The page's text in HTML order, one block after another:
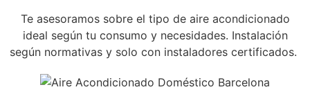
Te asesoramos sobre el tipo de aire acondicionado
ideal según tu consumo y necesidades. Instalación
según normativas y solo con instaladores certificados.